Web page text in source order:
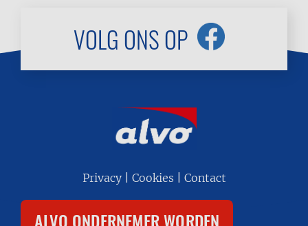
VOLG ONS OP
menu
Privacy Cookies Contact
ALVO ONDERNEMER WORDEN